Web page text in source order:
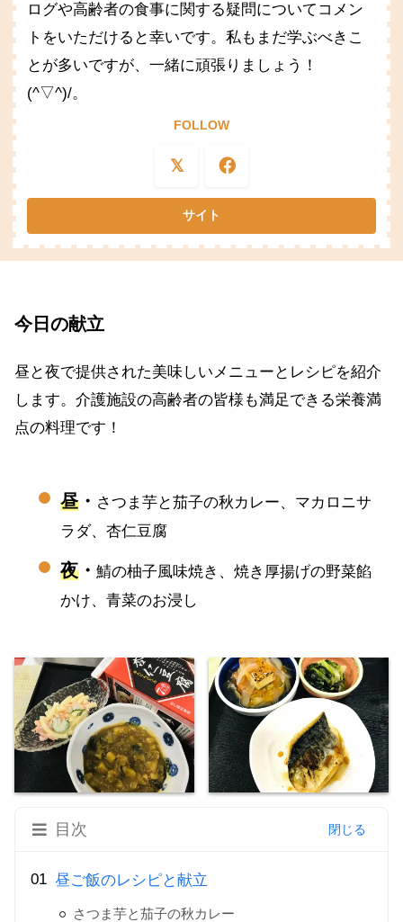
ログや高齢者の食事に関する疑問についてコメン
トをいただけると幸いです。私もまだ学ぶべきこ
とが多いですが、一緒に頑張りましょう！
(^▽^)/。
FOLLOW
今日の献立
昼と夜で提供された美味しいメニューとレシピを紹介
します。介護施設の高齢者の皆様も満足できる栄養満
点の料理です！
昼・ さつま芋と茄子の秋カレー、マカロニサ
ラダ、杏仁豆腐
夜 ・ 鯖の柚子風味焼き、焼き厚揚げの野菜餡
かけ、青菜のお浸し
目次
昼ご飯のレシピと献立
さつま芋と茄子の秋カレー